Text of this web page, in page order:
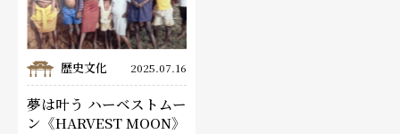
歴史文化 2025.07.16
夢は叶う ハーベストムー
ン《HARVEST MOON》